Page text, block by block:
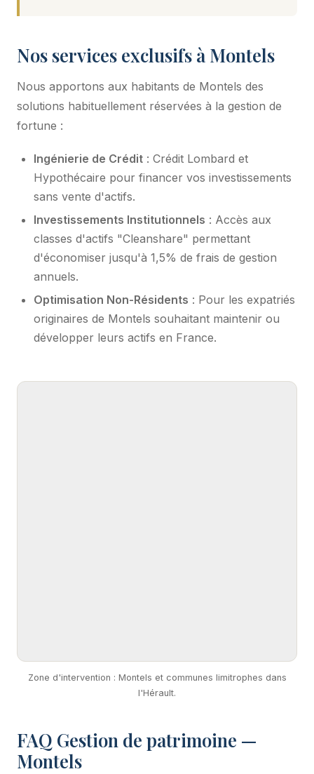
Nos services exclusifs à Montels
Nous apportons aux habitants de Montels des
solutions habituellement réservées à la gestion de
fortune :
Ingénierie de Crédit : Crédit Lombard et
Hypothécaire pour financer vos investissements
sans vente d'actifs.
Investissements Institutionnels : Accès aux
classes d'actifs "Cleanshare" permettant
d'économiser jusqu'à 1,5% de frais de gestion
annuels.
Optimisation Non-Résidents : Pour les expatriés
originaires de Montels souhaitant maintenir ou
développer leurs actifs en France.
Zone d'intervention : Montels et communes limitrophes dans
l'Hérault.
FAQ Gestion de patrimoine —
Montels